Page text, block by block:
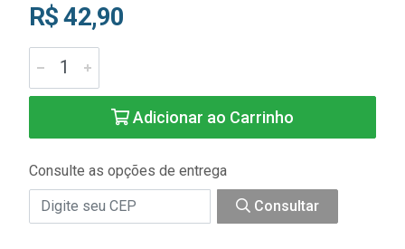
R$ 42,90
Adicionar ao Carrinho
Consulte as opções de entrega
Consultar